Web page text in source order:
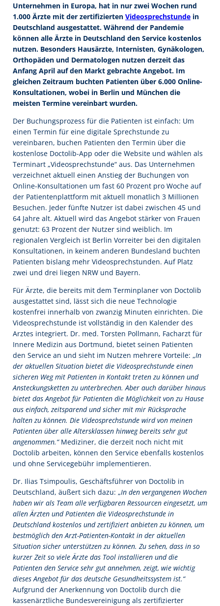
Unternehmen in Europa, hat in nur zwei Wochen rund
1.000 Ärzte mit der zertifizierten Videosprechstunde in
Deutschland ausgestattet. Während der Pandemie
können alle Ärzte in Deutschland den Service kostenlos
nutzen. Besonders Hausärzte, Internisten, Gynäkologen,
Orthopäden und Dermatologen nutzen derzeit das
Anfang April auf den Markt gebrachte Angebot. Im
gleichen Zeitraum buchten Patienten über 6.000 Online-
Konsultationen, wobei in Berlin und München die
meisten Termine vereinbart wurden.
Der Buchungsprozess für die Patienten ist einfach: Um
einen Termin für eine digitale Sprechstunde zu
vereinbaren, buchen Patienten den Termin über die
kostenlose Doctolib-App oder die Website und wählen als
Terminart „Videosprechstunde“ aus. Das Unternehmen
verzeichnet aktuell einen Anstieg der Buchungen von
Online-Konsultationen um fast 60 Prozent pro Woche auf
der Patientenplattform mit aktuell monatlich 3 Millionen
Besuchen. Jeder fünfte Nutzer ist dabei zwischen 45 und
64 Jahre alt. Aktuell wird das Angebot stärker von Frauen
genutzt: 63 Prozent der Nutzer sind weiblich. Im
regionalen Vergleich ist Berlin Vorreiter bei den digitalen
Konsultationen, in keinem anderen Bundesland buchten
Patienten bislang mehr Videosprechstunden. Auf Platz
zwei und drei liegen NRW und Bayern.
Für Ärzte, die bereits mit dem Terminplaner von Doctolib
ausgestattet sind, lässt sich die neue Technologie
kostenfrei innerhalb von zwanzig Minuten einrichten. Die
Videosprechstunde ist vollständig in den Kalender des
Arztes integriert. Dr. med. Torsten Pollmann, Facharzt für
Innere Medizin aus Dortmund, bietet seinen Patienten
den Service an und sieht im Nutzen mehrere Vorteile: „In
der aktuellen Situation bietet die Videosprechstunde einen
sicheren Weg mit Patienten in Kontakt treten zu können und
Ansteckungsketten zu unterbrechen. Aber auch darüber hinaus
bietet das Angebot für Patienten die Möglichkeit von zu Hause
aus einfach, zeitsparend und sicher mit mir Rücksprache
halten zu können. Die Videosprechstunde wird von meinen
Patienten über alle Altersklassen hinweg bereits sehr gut
angenommen.“Mediziner, die derzeit noch nicht mit
Doctolib arbeiten, können den Service ebenfalls kostenlos
und ohne Servicegebühr implementieren.
Dr. Ilias Tsimpoulis, Geschäftsführer von Doctolib in
Deutschland, äußert sich dazu: „In den vergangenen Wochen
haben wir als Team alle verfügbaren Ressourcen eingesetzt, um
allen Ärzten und Patienten die Videosprechstunde in
Deutschland kostenlos und zertifiziert anbieten zu können, um
bestmöglich den Arzt-Patienten-Kontakt in der aktuellen
Situation sicher unterstützen zu können. Zu sehen, dass in so
kurzer Zeit so viele Ärzte das Tool installieren und die
Patienten den Service sehr gut annehmen, zeigt, wie wichtig
dieses Angebot für das deutsche Gesundheitssystem ist.“
Aufgrund der Anerkennung von Doctolib durch die
kassenärztliche Bundesvereinigung als zertifizierter